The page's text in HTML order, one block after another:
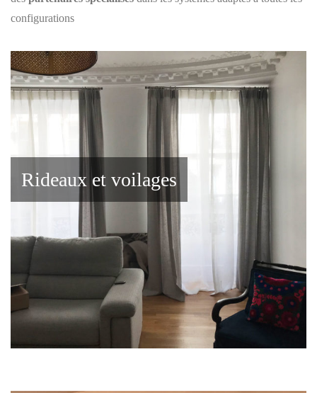
configurations
Rideaux et voilages